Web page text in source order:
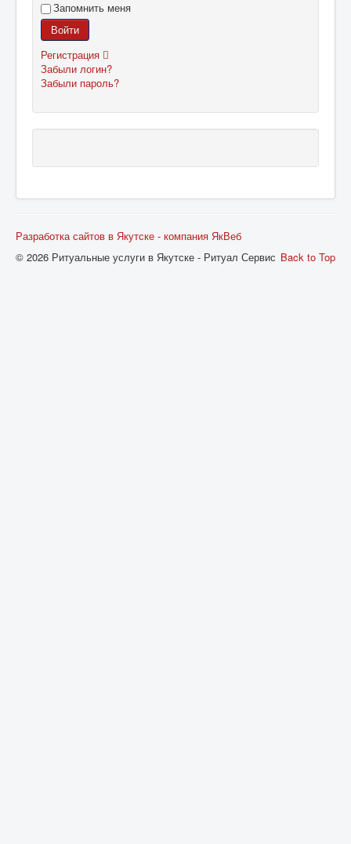
Запомнить меня
Войти
Регистрация
Забыли логин?
Забыли пароль?
Разработка сайтов в Якутске - компания ЯкВеб
Back to Top
© 2026 Ритуальные услуги в Якутске - Ритуал Сервис